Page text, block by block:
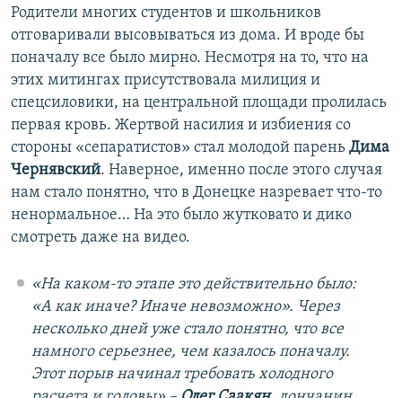
Родители многих студентов и школьников
отговаривали высовываться из дома. И вроде бы
поначалу все было мирно. Несмотря на то, что на
этих митингах присутствовала милиция и
спецсиловики, на центральной площади пролилась
первая кровь. Жертвой насилия и избиения со
стороны «сепаратистов» стал молодой парень Дима
Чернявский. Наверное, именно после этого случая
нам стало понятно, что в Донецке назревает что-то
ненормальное… На это было жутковато и дико
смотреть даже на видео.
«На каком-то этапе это действительно было:
«А как иначе? Иначе невозможно». Через
несколько дней уже стало понятно, что все
намного серьезнее, чем казалось поначалу.
Этот порыв начинал требовать холодного